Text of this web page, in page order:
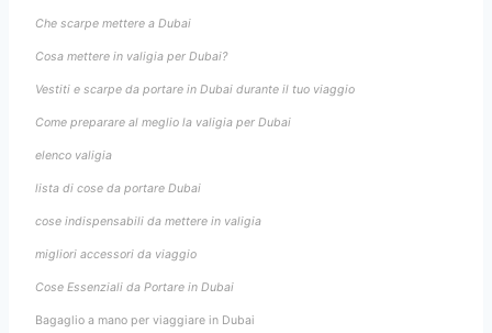
Che scarpe mettere a Dubai
Cosa mettere in valigia per Dubai?
Vestiti e scarpe da portare in Dubai durante il tuo viaggio
Come preparare al meglio la valigia per Dubai
elenco valigia
lista di cose da portare Dubai
cose indispensabili da mettere in valigia
migliori accessori da viaggio
Cose Essenziali da Portare in Dubai
Bagaglio a mano per viaggiare in Dubai